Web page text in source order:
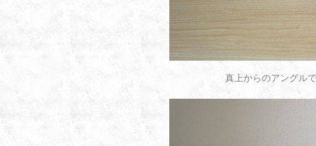
真上からのアングル